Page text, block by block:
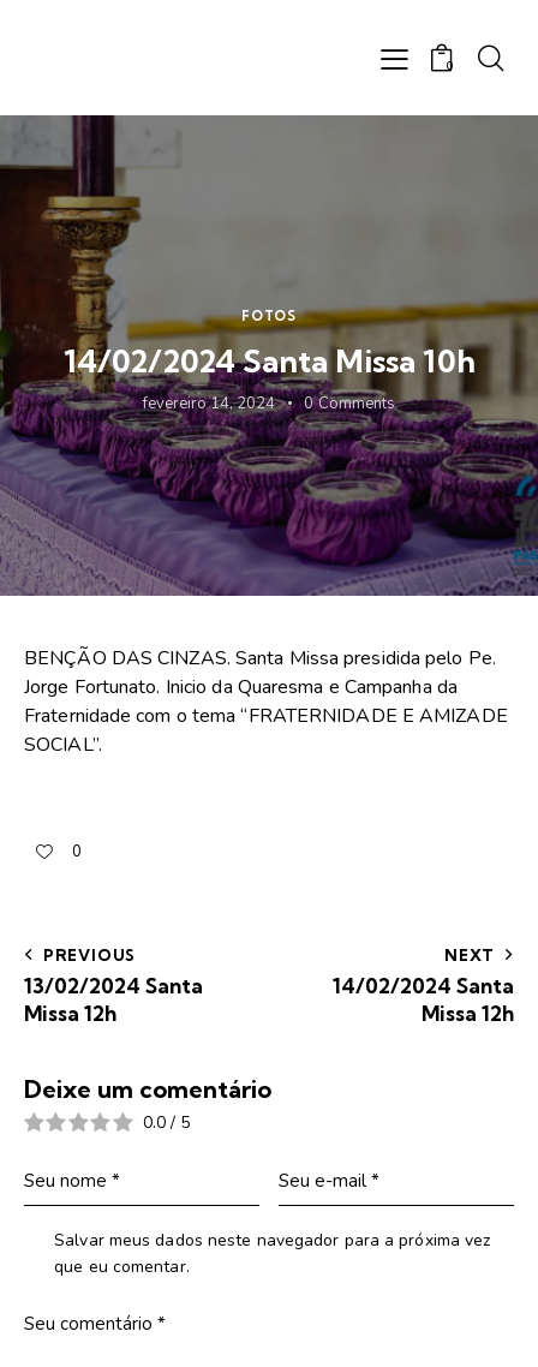
0
FOTOS
14/02/2024 Santa Missa 10h
fevereiro 14, 2024 0 Comments
BENÇÃO DAS CINZAS. Santa Missa presidida pelo Pe.
Jorge Fortunato. Inicio da Quaresma e Campanha da
Fraternidade com o tema “FRATERNIDADE E AMIZADE
SOCIAL”.
0
PREVIOUS
13/02/2024 Santa
Missa 12h
NEXT
14/02/2024 Santa
Missa 12h
Deixe um comentário
0.0 / 5
Salvar meus dados neste navegador para a próxima vez
que eu comentar.